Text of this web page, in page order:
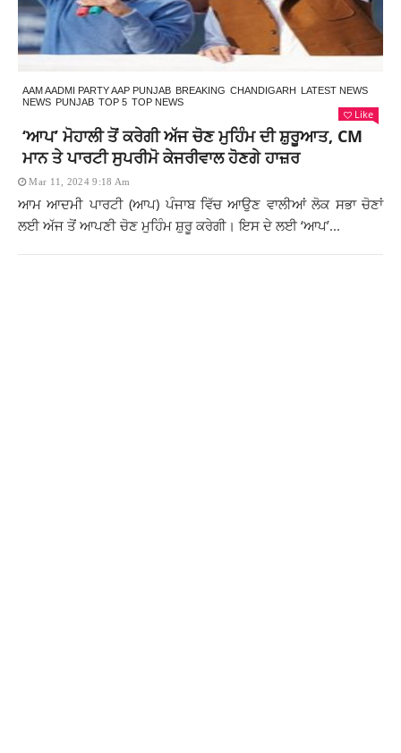
AAM AADMI PARTY AAP PUNJAB BREAKING CHANDIGARH LATEST NEWS
NEWS PUNJAB TOP 5 TOP NEWS
Like
‘ਆਪ’ ਮੋਹਾਲੀ ਤੋਂ ਕਰੇਗੀ ਅੱਜ ਚੋਣ ਮੁਹਿੰਮ ਦੀ ਸ਼ੁਰੂਆਤ, CM
ਮਾਨ ਤੇ ਪਾਰਟੀ ਸੁਪਰੀਮੋ ਕੇਜਰੀਵਾਲ ਹੋਣਗੇ ਹਾਜ਼ਰ
Mar 11, 2024 9:18 Am
ਆਮ ਆਦਮੀ ਪਾਰਟੀ (ਆਪ) ਪੰਜਾਬ ਵਿੱਚ ਆਉਣ ਵਾਲੀਆਂ ਲੋਕ ਸਭਾ ਚੋਣਾਂ
ਲਈ ਅੱਜ ਤੋਂ ਆਪਣੀ ਚੋਣ ਮੁਹਿੰਮ ਸ਼ੁਰੂ ਕਰੇਗੀ। ਇਸ ਦੇ ਲਈ ‘ਆਪ’...